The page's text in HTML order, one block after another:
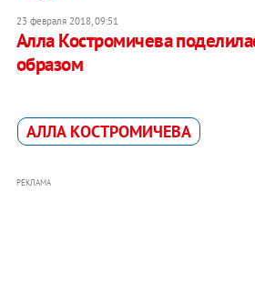
23 февраля 2018, 09:51
Алла Костромичева
образом
АЛЛА КОСТРОМИЧЕВА
РЕКЛАМА